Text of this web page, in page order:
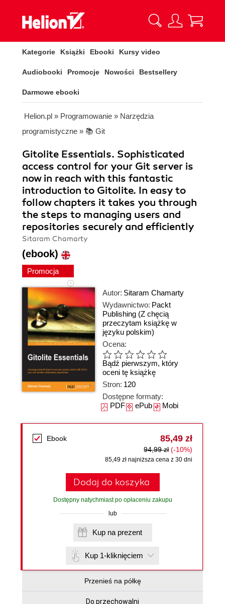
Kategorie Książki Ebooki Kursy video
Audiobooki Promocje Nowości Bestsellery
Darmowe ebooki
Helion.pl » Programowanie » Narzędzia
programistyczne » 📚 Git
Gitolite Essentials. Sophisticated
access control for your Git server is
now in reach with this fantastic
introduction to Gitolite. In easy to
follow chapters it takes you through
the steps to managing users and
repositories securely and efficiently
Sitaram Chamarty
(ebook)
Promocja
Autor: Sitaram Chamarty
Wydawnictwo: Packt
Publishing (Z chęcią
przeczytam książkę w
języku polskim)
Ocena:
Bądź pierwszym, który
oceni tę książkę
Stron: 120
Dostępne formaty:
PDFePubMobi
Ebook 85,49 zł
94,99 zł (-10%)
85,49 zł najniższa cena z 30 dni
Dodaj do koszyka
Dostępny natychmiast po opłaceniu zakupu
lub
Kup na prezent
Kup 1-kliknięciem
Przenieś na półkę
Do przechowalni